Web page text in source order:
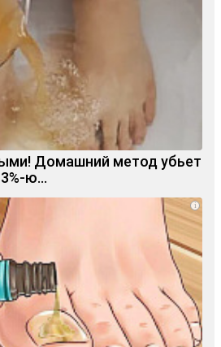
Домашний метод убьет
3%-ю…
i